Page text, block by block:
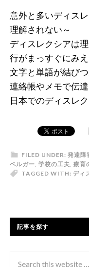
意外と多いディス
理解されない～
ディスレクシアは
行がまっすぐにみ
文字と単語が結び
連絡帳やメモで伝
日本でのディスレ
FILED UNDER: 発達障
ペルガー, 学校の工夫, 療育
TAGGED WITH: ディ
記事を探す